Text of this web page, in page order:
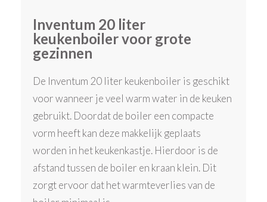
Inventum 20 liter
keukenboiler voor grote
gezinnen
De Inventum 20 liter keukenboiler is geschikt
voor wanneer je veel warm water in de keuken
gebruikt. Doordat de boiler een compacte
vorm heeft kan deze makkelijk geplaats
worden in het keukenkastje. Hierdoor is de
afstand tussen de boiler en kraan klein. Dit
zorgt ervoor dat het warmteverlies van de